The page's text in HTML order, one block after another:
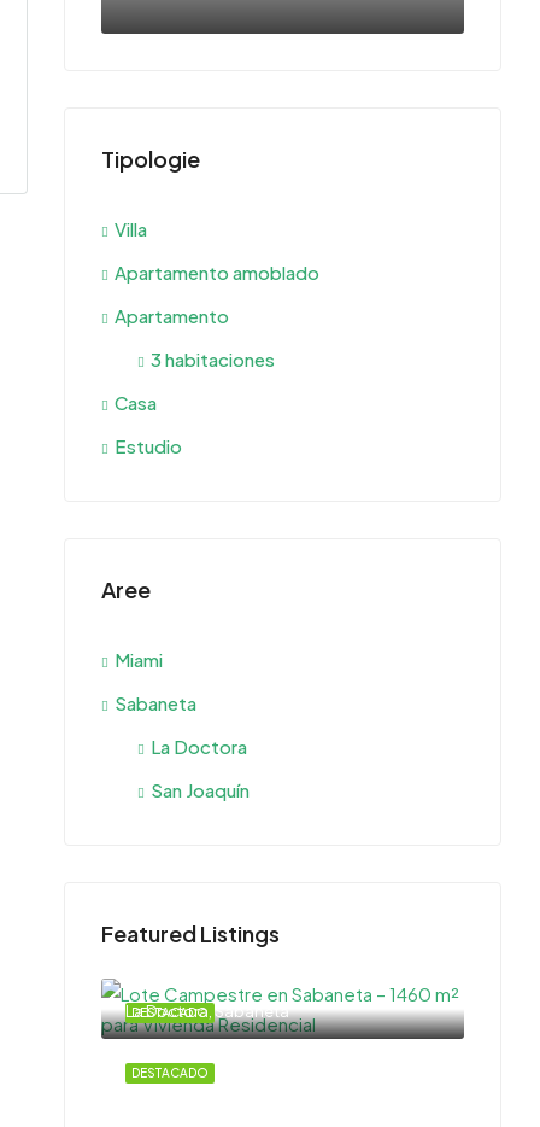
Tipologie
Villa
Apartamento amoblado
Apartamento
3 habitaciones
Casa
Estudio
Aree
Miami
Sabaneta
La Doctora
San Joaquín
Featured Listings
DESTACADO
La Doctora, Sabaneta
DESTACADO